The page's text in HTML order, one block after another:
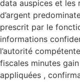
data auspices et les
d’argent
prescrit par le
informations
l’autorité
fiscales minutes
appliquées ,